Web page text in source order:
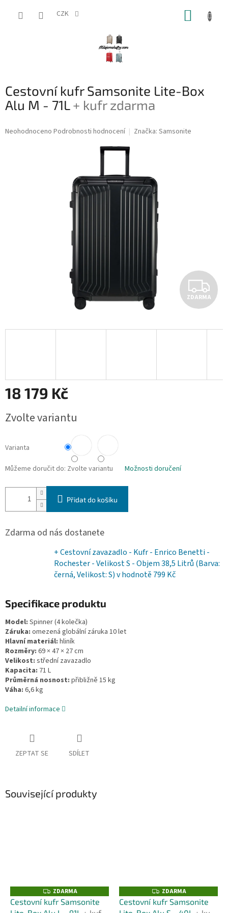
CZK
Cestovní kufr Samsonite Lite-Box
Alu M - 71L+ kufr zdarma
Průměrné
Neohodnoceno Podrobnosti hodnocení Značka: Samsonite
Z
D
A
ZDARMA
18 179 Kč
cena:
Zvolte variantu
Varianta
Můžeme doručit do: Zvolte variantu Možnosti doručení
Přidat do košíku
Zdarma od nás dostanete
+ Cestovní zavazadlo - Kufr - Enrico Benetti -
Rochester - Velikost S - Objem 38,5 Litrů (Barva:
černá, Velikost: S)v hodnotě 799 Kč
Specifikace produktu
Model: Spinner (4 kolečka)
Záruka: omezená globální záruka 10 let
Hlavní materiál: hliník
Rozměry: 69 × 47 × 27 cm
Velikost: střední zavazadlo
Kapacita: 71 L
Průměrná nosnost: přibližně 15 kg
Váha: 6,6 kg
Detailní informace
ZEPTAT SE SDÍLET
Související produkty
Z
D
A
ZDARMA
Cestovní kufr Samsonite
Z
D
A
ZDARMA
Cestovní kufr Samsonite